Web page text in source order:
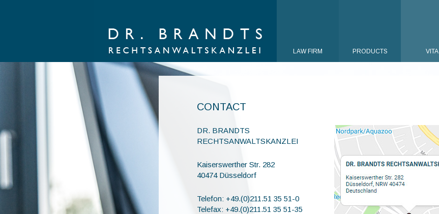
LAW FIRM PRODUCTS VITA
CONTACT
DR. BRANDTS
RECHTSANWALTSKANZLEI
Kaiserswerther Str. 282
40474 Düsseldorf
Telefon: +49.(0)211.51 35 51-0
Telefax: +49.(0)211.51 35 51-35